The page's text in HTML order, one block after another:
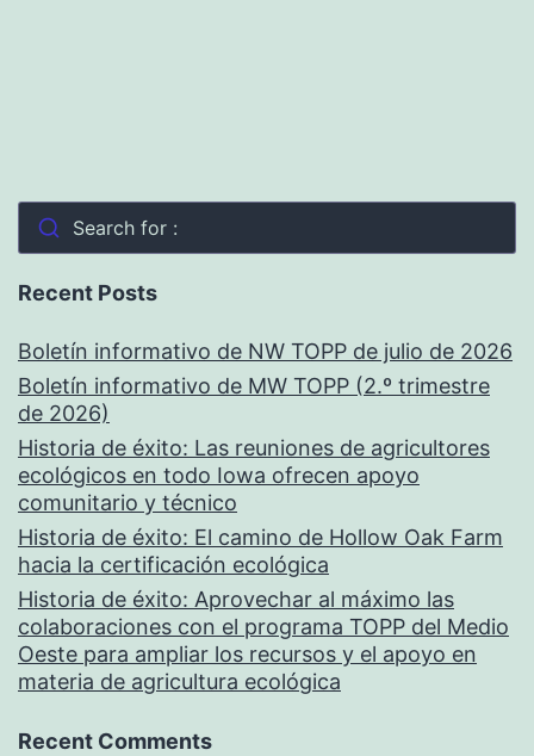
Search for :
Recent Posts
Boletín informativo de NW TOPP de julio de 2026
Boletín informativo de MW TOPP (2.º trimestre
de 2026)
Historia de éxito: Las reuniones de agricultores
ecológicos en todo Iowa ofrecen apoyo
comunitario y técnico
Historia de éxito: El camino de Hollow Oak Farm
hacia la certificación ecológica
Historia de éxito: Aprovechar al máximo las
colaboraciones con el programa TOPP del Medio
Oeste para ampliar los recursos y el apoyo en
materia de agricultura ecológica
Recent Comments